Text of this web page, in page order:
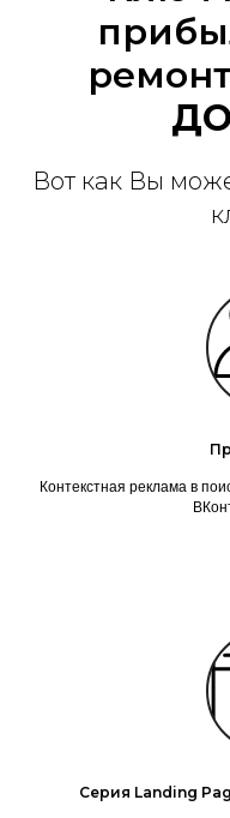
Вот как Вы
Контекстная реклама в
Серия Landing